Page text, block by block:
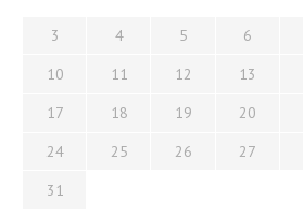
3
4 5 6
10
11 12 13
17
18 19 20
24
25 26 27
31